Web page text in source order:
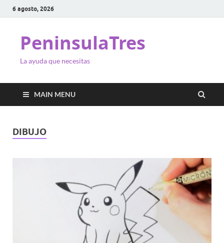
6 agosto, 2026
PeninsulaTres
La ayuda que necesitas
MAIN MENU
DIBUJO